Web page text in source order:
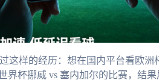
这样的经历：想在国内平台看欧洲
界杯挪威 vs 塞内加尔的比赛，结果